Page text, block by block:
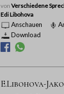
von Verschiedene
Edi Libohova
Anschauen
Download
E.Libohova-